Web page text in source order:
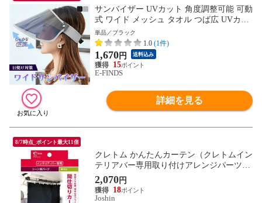
サンバイザー UVカット 角度調整可能 可動
式 ワイド メッシュ タオル つば広 UVカッ
トサンバイザー UVカット率99％ 紫外線対
策 日焼け対策 お出かけ フェイスカバー つ
ば広ハット 帽子 キャップ 顔カバー レディ
ース UV おしゃれ 無地 つば広 ハット 日焼
け止め
単品／ブラック
1.0 (1件)
1,670円 送料込み
15
E-FINDS
詳細を見る
8/7時点_ポイント最大11倍
クレトム かんたんカーテン（クレトムイン
テリアバー専用取り付けアレンジパーツ）
cretom LS-16 【返品種別A】
2,070円
18
Joshin